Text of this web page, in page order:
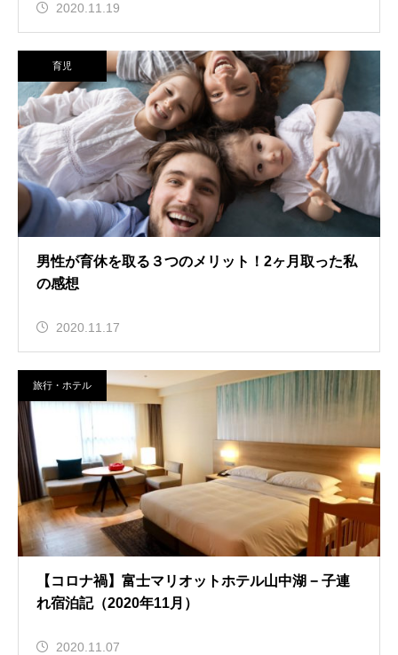
2020.11.19
育児
男性が育休を取る３つのメリット！2ヶ月取った私
の感想
2020.11.17
旅行・ホテル
【コロナ禍】富士マリオットホテル山中湖 − 子連
れ宿泊記（2020年11月）
2020.11.07